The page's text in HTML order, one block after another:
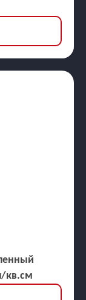
кв.см